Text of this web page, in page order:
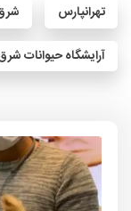
تهرانپارس
آرایشگاه حیوانات